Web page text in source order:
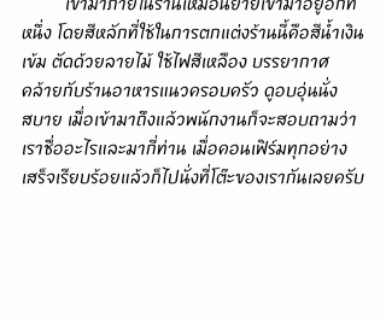
หนึ่ง โดยสีหลักที่ใช้ในการตกแต่งร้านนี้คือสีน้ำเงิน
เข้ม ตัดด้วยลายไม้ ใช้ไฟสีเหลือง บรรยากาศ
คล้ายกับร้านอาหารแนวครอบครัว ดูอบอุ่นนั่ง
สบาย เมื่อเข้ามาถึงแล้วพนักงานก็จะสอบถามว่า
เราชื่ออะไรและมากี่ท่าน เมื่อคอนเฟิร์มทุกอย่าง
เสร็จเรียบร้อยแล้วก็ไปนั่งที่โต๊ะของเรากันเลยครับ